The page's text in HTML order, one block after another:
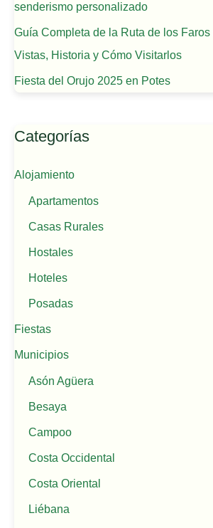
senderismo personalizado
Guía Completa de la Ruta de los Faros
Vistas, Historia y Cómo Visitarlos
Fiesta del Orujo 2025 en Potes
Categorías
Alojamiento
Apartamentos
Casas Rurales
Hostales
Hoteles
Posadas
Fiestas
Municipios
Asón Agüera
Besaya
Campoo
Costa Occidental
Costa Oriental
Liébana